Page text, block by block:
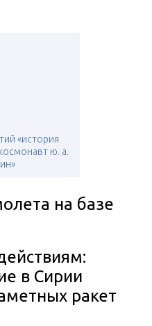
«история
ю. а.
на базе
в Сирии
ракет